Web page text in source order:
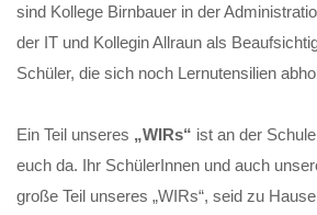
sind Kollege Birnbauer in der
der IT und Kollegin Allraun als
Schüler, die sich noch Lernutensilien
Ein Teil unseres „WIRs“ ist an der
euch da. Ihr SchülerInnen und auch
große Teil unseres „WIRs“, seid zu